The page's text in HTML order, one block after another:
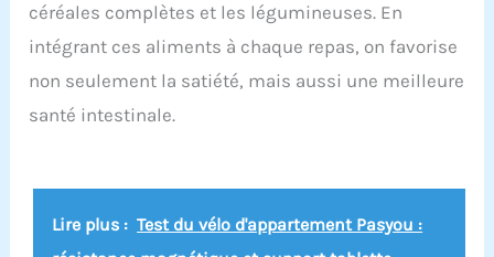
céréales complètes et les légumineuses. En
intégrant ces aliments à chaque repas, on favorise
non seulement la satiété, mais aussi une meilleure
santé intestinale.
Lire plus : Test du vélo d'appartement Pasyou :